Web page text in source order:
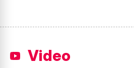
Video